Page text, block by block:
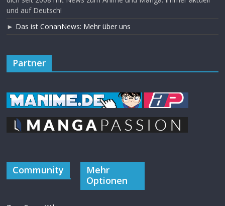
und auf Deutsch!
► Das ist ConanNews: Mehr über uns
Partner
Community
Mehr
Optionen